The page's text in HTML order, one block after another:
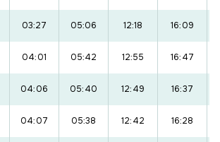
03:27 05:06 12:18 16:09
04:01 05:42 12:55 16:47
04:06 05:40 12:49 16:37
04:07 05:38 12:42 16:28